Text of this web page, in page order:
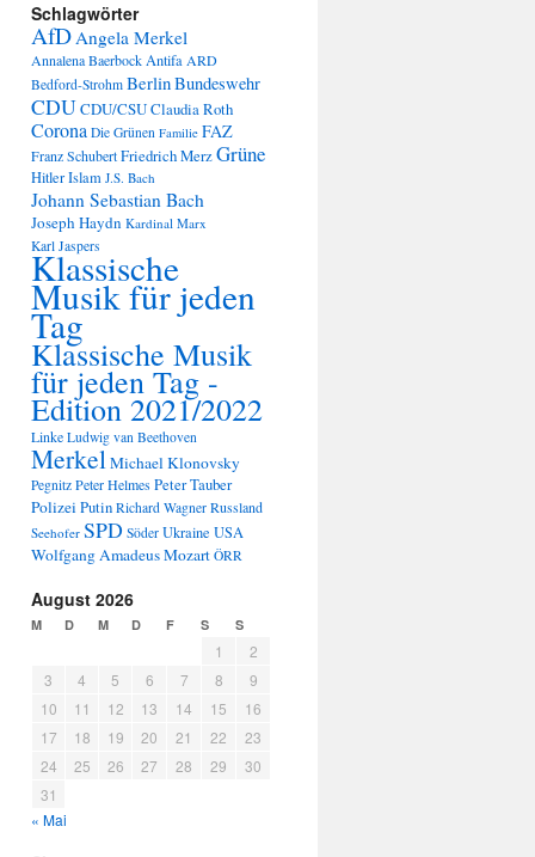
Schlagwörter
AfDAngela Merkel
Annalena BaerbockAntifa ARD
Bedford-Strohm BerlinBundeswehr
CDUCDU/CSUClaudia Roth
Corona Die Grünen Familie FAZ
Franz SchubertFriedrich MerzGrüne
HitlerIslam J.S. Bach
Johann Sebastian Bach
Joseph Haydn Kardinal Marx
Karl Jaspers
Klassische
Musik für jeden
Tag
Klassische Musik
für jeden Tag -
Edition 2021/2022
Linke Ludwig van Beethoven
MerkelMichael Klonovsky
Pegnitz Peter HelmesPeter Tauber
PolizeiPutin Richard Wagner Russland
Seehofer SPD Söder Ukraine USA
Wolfgang Amadeus Mozart ÖRR
August 2026
M D M D F S S
1
2
3
4 5 6 7 8
9
10
11 12 13 14 15
16
17
18 19 20 21 22
23
24
25 26 27 28 29
30
31
« Mai